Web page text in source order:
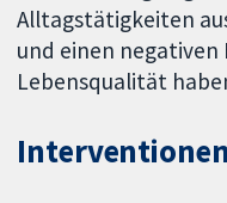
Alltagstätigkeiten
und einen negativen
Lebensqualität
Interventionen